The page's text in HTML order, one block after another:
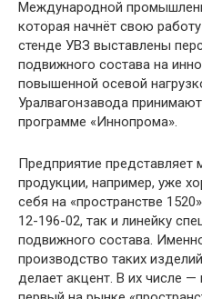
Международной
которая начнёт свою
стенде УВЗ выставлены
подвижного состава на
повышенной осевой
Уралвагонзавода
программе «Иннопрома».
Предприятие представляет
продукции, например, уже
себя на «пространстве
12-196-02, так и линейку
подвижного состава.
производство таких
делает акцент. В их числе